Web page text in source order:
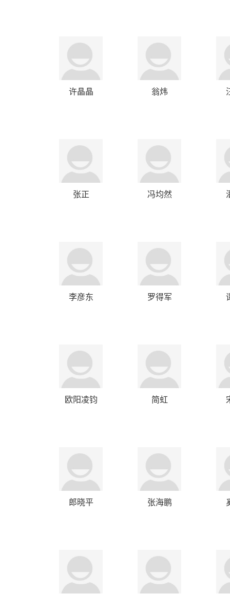
许晶晶 翁炜
张正 冯均然
李彦东 罗得军
欧阳凌钧 简虹
郎晓平 张海鹏